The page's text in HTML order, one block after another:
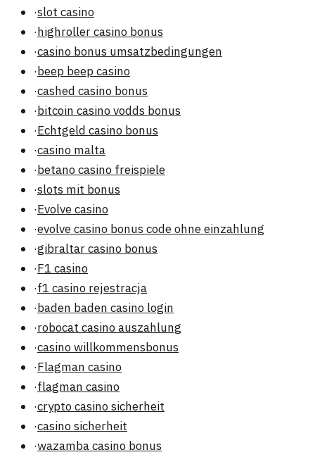
·slot casino
·highroller casino bonus
·casino bonus umsatzbedingungen
·beep beep casino
·cashed casino bonus
·bitcoin casino vodds bonus
·Echtgeld casino bonus
·casino malta
·betano casino freispiele
·slots mit bonus
·Evolve casino
·evolve casino bonus code ohne einzahlung
·gibraltar casino bonus
·F1 casino
·f1 casino rejestracja
·baden baden casino login
·robocat casino auszahlung
·casino willkommensbonus
·Flagman casino
·flagman casino
·crypto casino sicherheit
·casino sicherheit
·wazamba casino bonus